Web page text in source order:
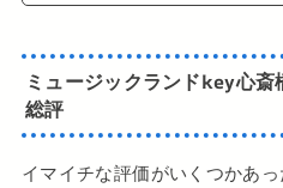
ミュージックランドkey心
総評
イマイチな評価がいくつかあ